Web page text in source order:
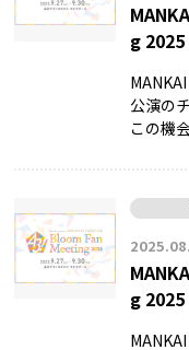
g 2025
公演の
この機
g 2025